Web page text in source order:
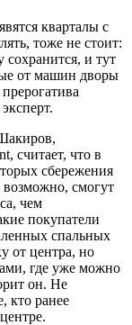
кварталы с
тоже не стоит:
сохранится, и тут
от машин дворы
считает, что в
сбережения
смогут
чем
покупатели
спальных
от центра, но
где уже можно
он. Не
кто ранее